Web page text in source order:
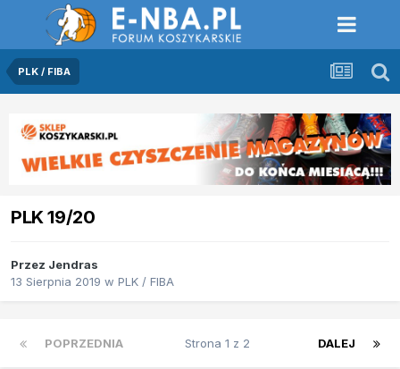
PLK / FIBA
PLK 19/20
Przez Jendras
13 Sierpnia 2019 w PLK / FIBA
POPRZEDNIA DALEJ
Strona 1 z 2